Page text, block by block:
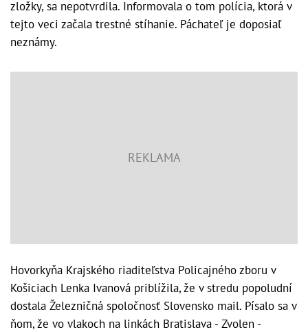
zložky, sa nepotvrdila. Informovala o tom polícia, ktorá v
tejto veci začala trestné stíhanie. Páchateľ je doposiaľ
neznámy.
Hovorkyňa Krajského riaditeľstva Policajného zboru v
Košiciach Lenka Ivanová priblížila, že v stredu popoludní
dostala Železničná spoločnosť Slovensko mail. Písalo sa v
ňom, že vo vlakoch na linkách Bratislava - Zvolen -